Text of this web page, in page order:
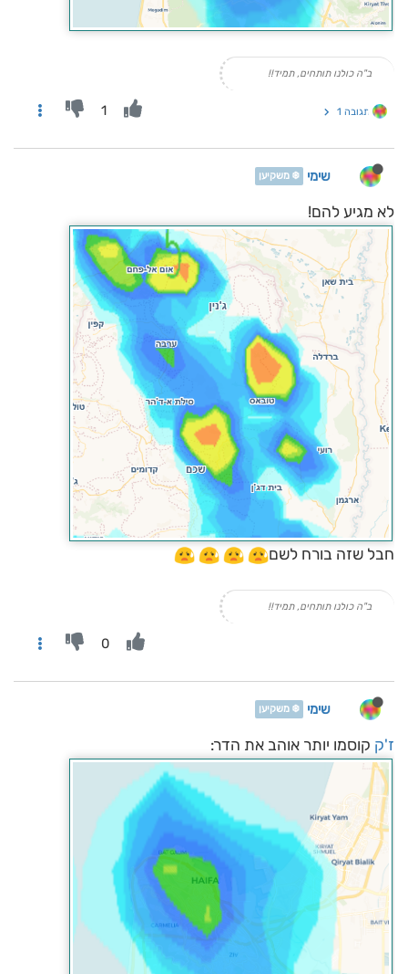
ב"ה כולנו תותחים, תמיד!!
תגובה 1 1
שימי ❄️ משקיען
לא מגיע להם!
חבל שזה בורח לשם
ב"ה כולנו תותחים, תמיד!!
0
שימי ❄️ משקיען
ז'ק קוסמו יותר אוהב את הדר: